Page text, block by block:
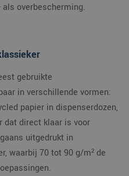
als overbescherming.
gebruikte
in verschillende vormen:
papier in dispenserdozen,
dat direct klaar is voor
uitgedrukt in
waarbij 70 tot 90 g/m² de